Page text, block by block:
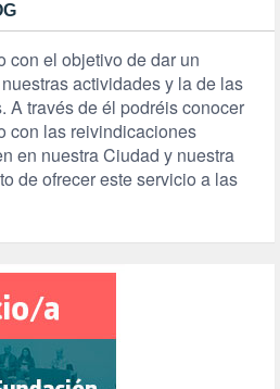
con el objetivo de dar un
actividades y la de las
A través de él podréis conocer
con las reivindicaciones
en nuestra Ciudad y nuestra
de ofrecer este servicio a las